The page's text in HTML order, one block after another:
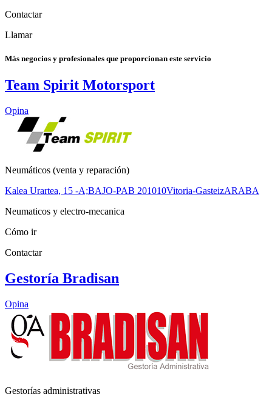
Contactar
Llamar
Más negocios y profesionales que proporcionan este servicio
Team Spirit Motorsport
Opina
Neumáticos (venta y reparación)
Kalea Urartea, 15 -A;BAJO-PAB 201010Vitoria-GasteizARABA
Neumaticos y electro-mecanica
Cómo ir
Contactar
Gestoría Bradisan
Opina
Gestorías administrativas